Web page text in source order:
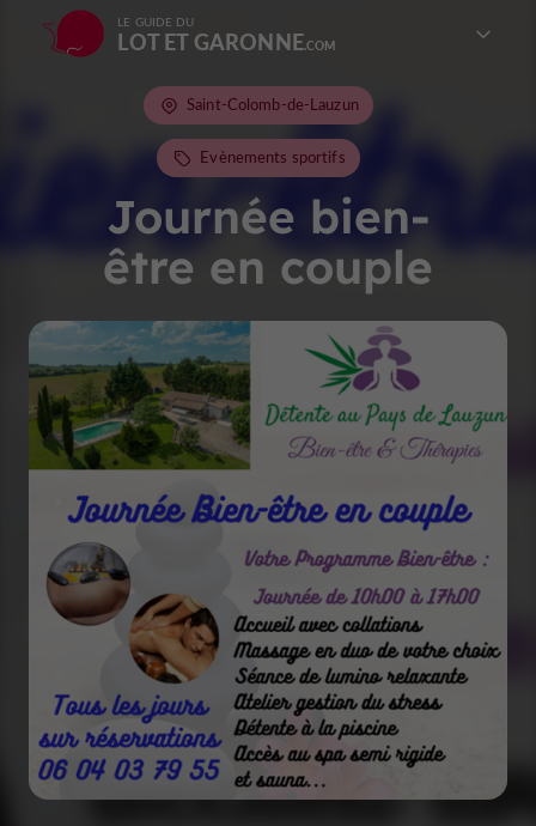
LE GUIDE DU
LOT ET GARONNE
Journée bien-
être en couple
Saint-Colomb-de-Lauzun
Evènements sportifs